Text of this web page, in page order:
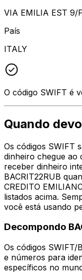
VIA EMILIA EST 9/
País
ITALY
O código SWIFT é
Quando
Os códigos SWIFT
dinheiro chegue ao
receber dinheiro
BACRIT22RUB
CREDITO
listados acima.
você está usando
Decompondo
Os códigos SWIFT/
e números para
específicos no